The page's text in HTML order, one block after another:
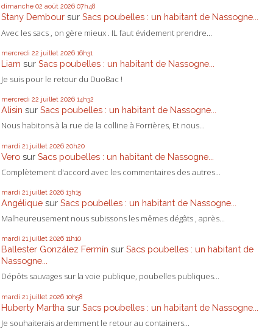
dimanche 02 août 2026 07h48
Stany Dembour sur Sacs poubelles : un habitant de Nassogne...
Avec les sacs , on gère mieux . IL faut évidement prendre...
mercredi 22 juillet 2026 16h31
Liam sur Sacs poubelles : un habitant de Nassogne...
Je suis pour le retour du DuoBac !
mercredi 22 juillet 2026 14h32
Alisin sur Sacs poubelles : un habitant de Nassogne...
Nous habitons à la rue de la colline à Forrières, Et nous...
mardi 21 juillet 2026 20h20
Vero sur Sacs poubelles : un habitant de Nassogne...
Complètement d'accord avec les commentaires des autres...
mardi 21 juillet 2026 13h15
Angélique sur Sacs poubelles : un habitant de Nassogne...
Malheureusement nous subissons les mêmes dégâts , après...
mardi 21 juillet 2026 11h10
Ballester González Fermín sur Sacs poubelles : un habitant de
Nassogne...
Dépôts sauvages sur la voie publique, poubelles publiques...
mardi 21 juillet 2026 10h58
Huberty Martha sur Sacs poubelles : un habitant de Nassogne...
Je souhaiterais ardemment le retour au containers...